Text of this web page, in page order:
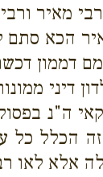
מאיר ורבי
הכא סתם
דממון
ה"נ
זה הכלל
אלא לאו